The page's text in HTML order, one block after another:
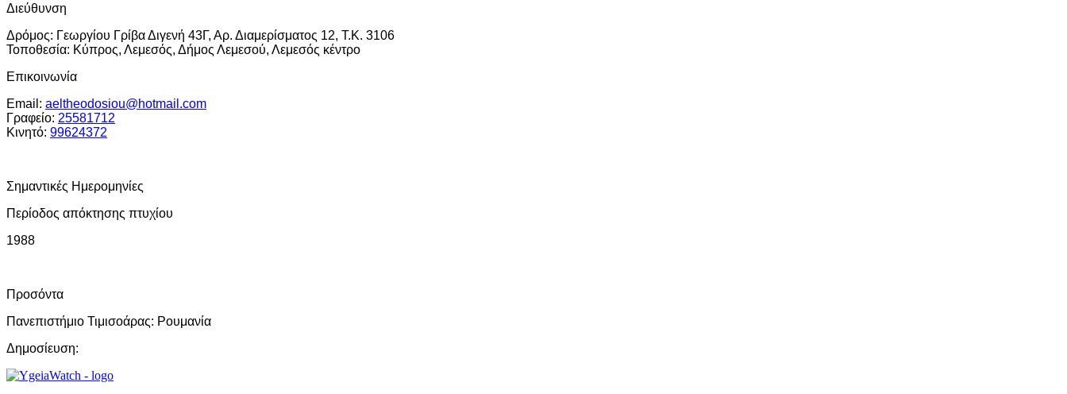
Διεύθυνση
Δρόμος: Γεωργίου Γρίβα Διγενή 43Γ, Αρ. Διαμερίσματος 12, Τ.Κ. 3106
Τοποθεσία: Κύπρος, Λεμεσός, Δήμος Λεμεσού, Λεμεσός κέντρο
Επικοινωνία
Email: aeltheodosiou@hotmail.com
Γραφείο: 25581712
Κινητό: 99624372
Σημαντικές Ημερομηνίες
Περίοδος απόκτησης πτυχίου
1988
Προσόντα
Πανεπιστήμιο Τιμισοάρας: Ρουμανία
Δημοσίευση: